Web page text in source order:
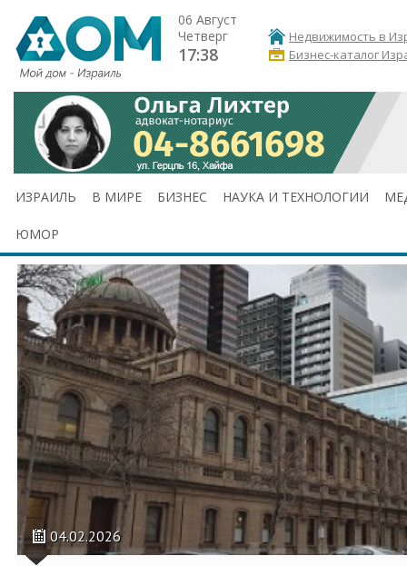
06 Август
Четверг
17:38
Недвижимость в
Бизнес-каталог
ИЗРАИЛЬ В МИРЕ БИЗНЕС НАУКА И ТЕХНОЛОГИИ
ЮМОР
04.02.2026